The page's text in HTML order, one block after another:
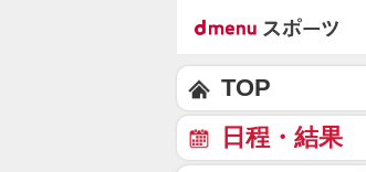
TOP
日程・結果